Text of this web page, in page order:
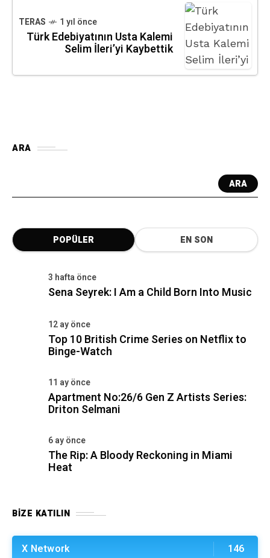
TERAS 1 yıl önce
Türk Edebiyatının Usta Kalemi
Selim İleri’yi Kaybettik
ARA
ARA
POPÜLER EN SON
3 hafta önce
Sena Seyrek: I Am a Child Born Into Music
12 ay önce
Top 10 British Crime Series on Netflix to
Binge-Watch
11 ay önce
Apartment No:26/6 Gen Z Artists Series:
Driton Selmani
6 ay önce
The Rip: A Bloody Reckoning in Miami
Heat
BIZE KATILIN
X Network 146